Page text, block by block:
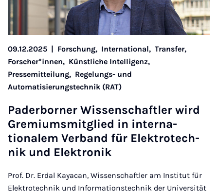
09.12.2025 | Forschung, International, Transfer,
Forscher*innen, Künstliche Intelligenz,
Pressemitteilung, Regelungs- und
Automatisierungstechnik (RAT)
Pader­borner Wis­senschaftler wird
Gremi­ums­mit­glied in in­ter­na­
tionalem Verb­and für Elektro­tech­
nik und Elektronik
Prof. Dr. Erdal Kayacan, Wissenschaftler am Institut für
Elektrotechnik und Informationstechnik der Universität